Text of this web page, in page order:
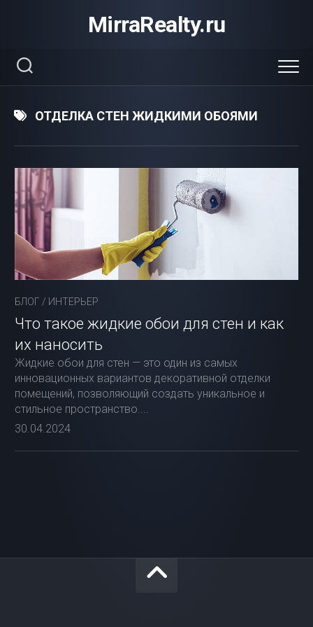
MirraRealty.ru
ОТДЕЛКА СТЕН ЖИДКИМИ ОБОЯМИ
БЛОГ / ИНТЕРЬЕР
Что такое жидкие обои для стен и как
их наносить
Жидкие обои для стен — это один из самых
инновационных вариантов декоративной отделки
помещений, позволяющий создать уникальное и
стильное пространство....
30.04.2024